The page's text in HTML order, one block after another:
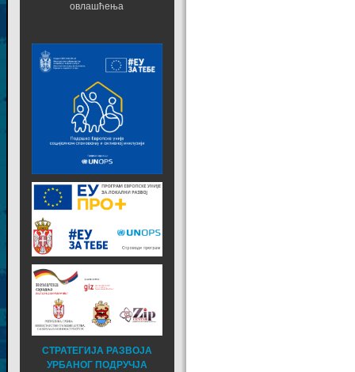
овлашћења
СТРАТЕГИЈА РАЗВОЈА
УРБАНОГ ПОДРУЧЈА